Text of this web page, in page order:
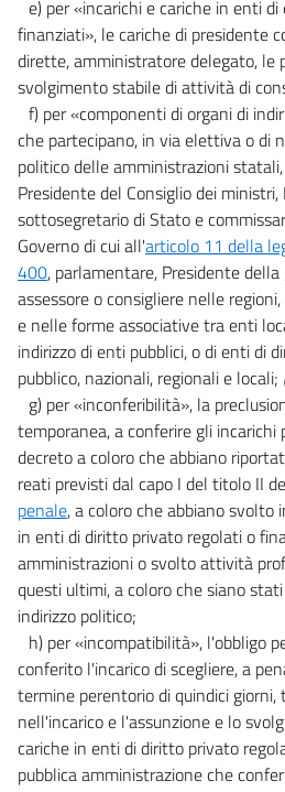
e) per «incarichi e cariche in enti
finanziati», le cariche di presidente
dirette, amministratore delegato, le
svolgimento stabile di attività di
f) per «componenti di organi di
che partecipano, in via elettiva o di
politico delle amministrazioni
Presidente del Consiglio dei
sottosegretario di Stato e
Governo di cui all'articolo 11 della
400, parlamentare, Presidente
assessore o consigliere nelle
e nelle forme associative tra enti
indirizzo di enti pubblici, o di enti di
pubblico, nazionali, regionali e locali;
g) per «inconferibilità», la
temporanea, a conferire gli
decreto a coloro che abbiano
reati previsti dal capo I del titolo II
penale, a coloro che abbiano svolto
in enti di diritto privato regolati o
amministrazioni o svolto attività
questi ultimi, a coloro che siano
indirizzo politico;
h) per «incompatibilità», l'obbligo
conferito l'incarico di scegliere, a
termine perentorio di quindici
nell'incarico e l'assunzione e lo
cariche in enti di diritto privato
pubblica amministrazione che